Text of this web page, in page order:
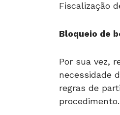
Fiscalização
Bloqueio de
Por sua vez,
necessidade
regras de
procedimento.